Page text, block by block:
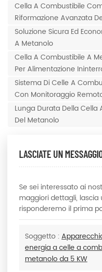
Cella A Combustibile
Riformazione Avanzata
Soluzione Sicura Ed
A Metanolo
Cella A Combustibile A
Per Alimentazione
Sistema Di Celle A
Con Monitoraggio
Lunga Durata Della
Del Metanolo
LASCIATE UN
Se sei interessato ai
maggiori dettagli,
risponderemo il prima
Soggetto :
energia a celle a
metanolo da 5 KW